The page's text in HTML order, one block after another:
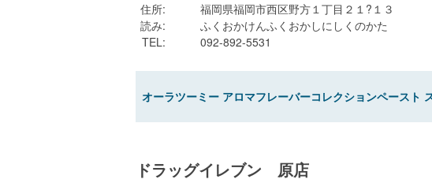
住所:
福岡県福岡市西区野方１丁目２１?１３
読み:
ふくおかけんふくおかしにしくのかた
TEL: 092-892-5531
オーラツーミー アロマフレーバーコレクションペースト
ドラッグイレブン 原店